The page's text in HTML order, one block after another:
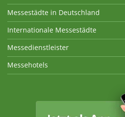
Messestädte in Deutschland
Internationale Messestädte
Messedienstleister
Messehotels